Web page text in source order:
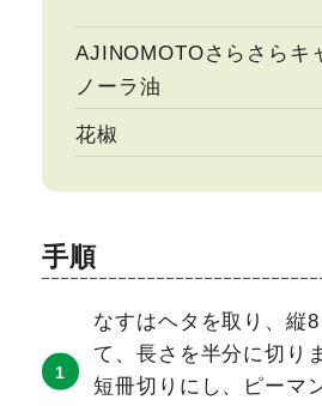
AJINOMOTOさらさらキ
ノーラ油
花椒
手順
なすはヘタを取り、縦
て、長さを半分に切り
短冊切りにし、ピーマ